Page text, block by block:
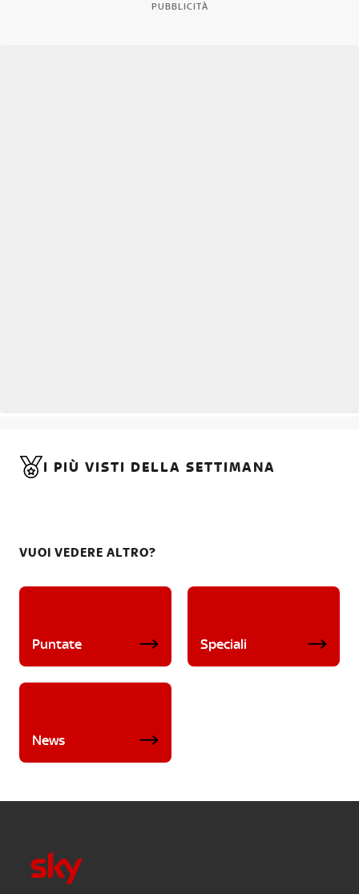
PUBBLICITÀ
I PIÙ VISTI DELLA SETTIMANA
VUOI VEDERE ALTRO?
Puntate Speciali
News